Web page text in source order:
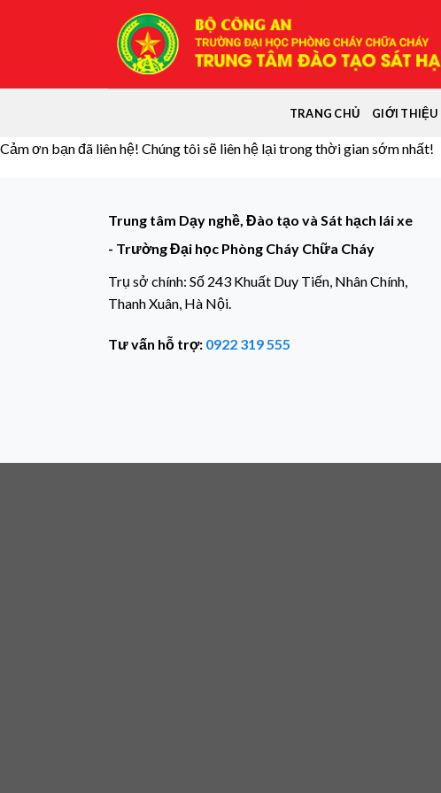
TRANG CHỦ GIỚI THIỆU
Cảm ơn bạn đã liên hệ! Chúng tôi sẽ liên hệ lại trong thời gian sớm nhất!
Trung tâm Dạy nghề, Đào tạo và Sát hạch lái xe
- Trường Đại học Phòng Cháy Chữa Cháy
Trụ sở chính: Số 243 Khuất Duy Tiến, Nhân Chính,
Thanh Xuân, Hà Nội.
Tư vấn hỗ trợ: 0922 319 555